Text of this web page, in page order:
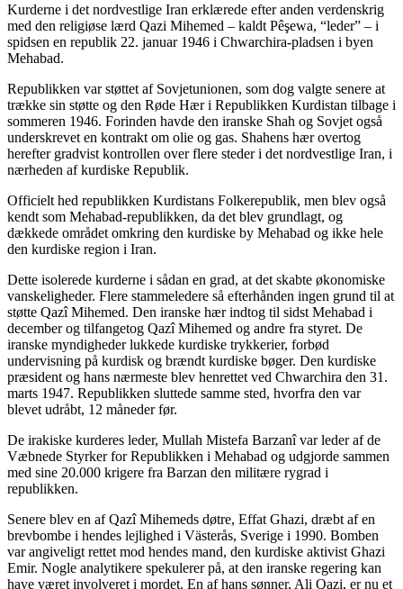
Kurderne i det nordvestlige Iran erklærede efter anden verdenskrig
med den religiøse lærd Qazi Mihemed – kaldt Pêşewa, “leder” – i
spidsen en republik 22. januar 1946 i Chwarchira-pladsen i byen
Mehabad.
Republikken var støttet af Sovjetunionen, som dog valgte senere at
trække sin støtte og den Røde Hær i Republikken Kurdistan tilbage i
sommeren 1946. Forinden havde den iranske Shah og Sovjet også
underskrevet en kontrakt om olie og gas. Shahens hær overtog
herefter gradvist kontrollen over flere steder i det nordvestlige Iran, i
nærheden af kurdiske Republik.
Officielt hed republikken Kurdistans Folkerepublik, men blev også
kendt som Mehabad-republikken, da det blev grundlagt, og
dækkede området omkring den kurdiske by Mehabad og ikke hele
den kurdiske region i Iran.
Dette isolerede kurderne i sådan en grad, at det skabte økonomiske
vanskeligheder. Flere stammeledere så efterhånden ingen grund til at
støtte Qazî Mihemed. Den iranske hær indtog til sidst Mehabad i
december og tilfangetog Qazî Mihemed og andre fra styret. De
iranske myndigheder lukkede kurdiske trykkerier, forbød
undervisning på kurdisk og brændt kurdiske bøger. Den kurdiske
præsident og hans nærmeste blev henrettet ved Chwarchira den 31.
marts 1947. Republikken sluttede samme sted, hvorfra den var
blevet udråbt, 12 måneder før.
De irakiske kurderes leder, Mullah Mistefa Barzanî var leder af de
Væbnede Styrker for Republikken i Mehabad og udgjorde sammen
med sine 20.000 krigere fra Barzan den militære rygrad i
republikken.
Senere blev en af Qazî Mihemeds døtre, Effat Ghazi, dræbt af en
brevbombe i hendes lejlighed i Västerås, Sverige i 1990. Bomben
var angiveligt rettet mod hendes mand, den kurdiske aktivist Ghazi
Emir. Nogle analytikere spekulerer på, at den iranske regering kan
have været involveret i mordet. En af hans sønner, Ali Qazi, er nu et